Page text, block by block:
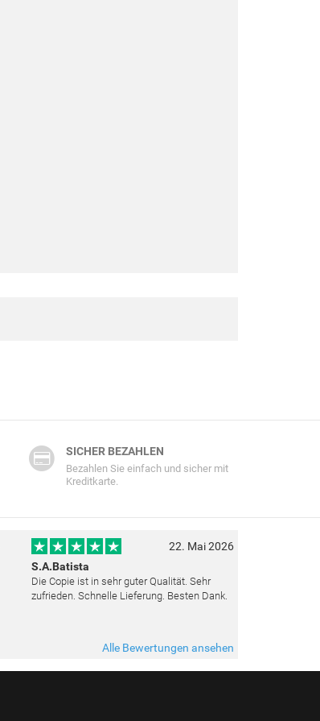
SICHER BEZAHLEN
Bezahlen Sie einfach und sicher mit
Kreditkarte.
22. Mai 2026
S.A.Batista
Die Copie ist in sehr guter Qualität. Sehr
zufrieden. Schnelle Lieferung. Besten Dank.
Alle Bewertungen ansehen